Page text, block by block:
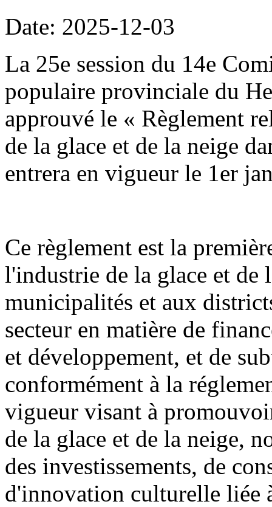
Date: 2025-12-03
La 25e session du 14e
populaire provinciale du
approuvé le « Règlement
de la glace et de la neige
entrera en vigueur le 1er
Ce règlement est la
l'industrie de la glace et de
municipalités et aux
secteur en matière de
et développement, et de
conformément à la
vigueur visant à
de la glace et de la neige,
des investissements, de
d'innovation culturelle liée